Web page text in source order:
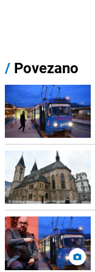
/ Povezano